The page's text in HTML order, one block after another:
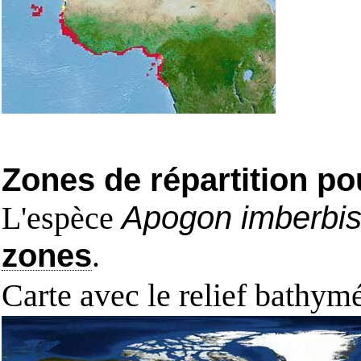
Zones de répartition
L'espèceApogon imberbis
zones.
Carte avec le relief